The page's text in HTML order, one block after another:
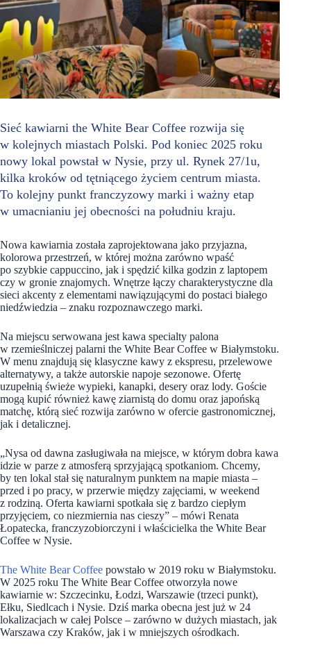
Sieć kawiarni the White Bear Coffee rozwija się
w kolejnych miastach Polski. Pod koniec 2025 roku
nowy lokal powstał w Nysie, przy ul. Rynek 27/1u,
kilka kroków od tętniącego życiem centrum miasta.
To kolejny punkt franczyzowy marki i ważny etap
w umacnianiu jej obecności na południu kraju.
Nowa kawiarnia została zaprojektowana jako przyjazna,
kolorowa przestrzeń, w której można zarówno wpaść
po szybkie cappuccino, jak i spędzić kilka godzin z laptopem
czy w gronie znajomych. Wnętrze łączy charakterystyczne dla
sieci akcenty z elementami nawiązującymi do postaci białego
niedźwiedzia – znaku rozpoznawczego marki.
Na miejscu serwowana jest kawa specialty palona
w rzemieślniczej palarni the White Bear Coffee w Białymstoku.
W menu znajdują się klasyczne kawy z ekspresu, przelewowe
alternatywy, a także autorskie napoje sezonowe. Ofertę
uzupełnią świeże wypieki, kanapki, desery oraz lody. Goście
mogą kupić również kawę ziarnistą do domu oraz japońską
matchę, którą sieć rozwija zarówno w ofercie gastronomicznej,
jak i detalicznej.
„Nysa od dawna zasługiwała na miejsce, w którym dobra kawa
idzie w parze z atmosferą sprzyjającą spotkaniom. Chcemy,
by ten lokal stał się naturalnym punktem na mapie miasta –
przed i po pracy, w przerwie między zajęciami, w weekend
z rodziną. Oferta kawiarni spotkała się z bardzo ciepłym
przyjęciem, co niezmiernia nas cieszy” – mówi Renata
Łopatecka, franczyzobiorczyni i właścicielka the White Bear
Coffee w Nysie.
The White Bear Coffee powstało w 2019 roku w Białymstoku.
W 2025 roku The White Bear Coffee otworzyła nowe
kawiarnie w: Szczecinku, Łodzi, Warszawie (trzeci punkt),
Ełku, Siedlcach i Nysie. Dziś marka obecna jest już w 24
lokalizacjach w całej Polsce – zarówno w dużych miastach, jak
Warszawa czy Kraków, jak i w mniejszych ośrodkach.